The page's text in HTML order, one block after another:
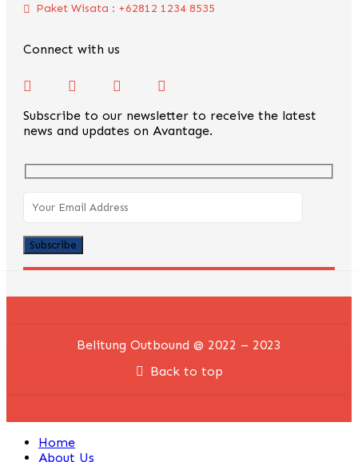
Paket Wisata : +62812 1234 8535
Connect with us
Subscribe to our newsletter to receive the latest
news and updates on Avantage.
Belitung Outbound @ 2022 – 2023
Back to top
Home
About Us